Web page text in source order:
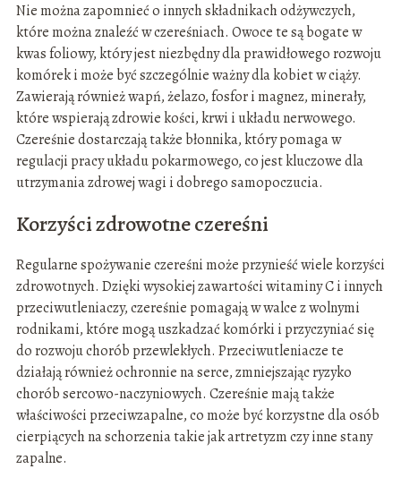
Nie można zapomnieć o innych składnikach odżywczych,
które można znaleźć w czereśniach. Owoce te są bogate w
kwas foliowy, który jest niezbędny dla prawidłowego rozwoju
komórek i może być szczególnie ważny dla kobiet w ciąży.
Zawierają również wapń, żelazo, fosfor i magnez, minerały,
które wspierają zdrowie kości, krwi i układu nerwowego.
Czereśnie dostarczają także błonnika, który pomaga w
regulacji pracy układu pokarmowego, co jest kluczowe dla
utrzymania zdrowej wagi i dobrego samopoczucia.
Korzyści zdrowotne czereśni
Regularne spożywanie czereśni może przynieść wiele korzyści
zdrowotnych. Dzięki wysokiej zawartości witaminy C i innych
przeciwutleniaczy, czereśnie pomagają w walce z wolnymi
rodnikami, które mogą uszkadzać komórki i przyczyniać się
do rozwoju chorób przewlekłych. Przeciwutleniacze te
działają również ochronnie na serce, zmniejszając ryzyko
chorób sercowo-naczyniowych. Czereśnie mają także
właściwości przeciwzapalne, co może być korzystne dla osób
cierpiących na schorzenia takie jak artretyzm czy inne stany
zapalne.